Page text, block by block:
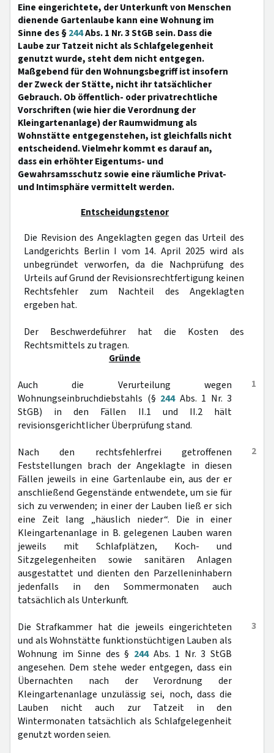
Eine eingerichtete, der Unterkunft von Menschen
dienende Gartenlaube kann eine Wohnung im
Sinne des §244Abs. 1 Nr. 3 StGB sein. Dass die
Laube zur Tatzeit nicht als Schlafgelegenheit
genutzt wurde, steht dem nicht entgegen.
Maßgebend für den Wohnungsbegriff ist insofern
der Zweck der Stätte, nicht ihr tatsächlicher
Gebrauch. Ob öffentlich- oder privatrechtliche
Vorschriften (wie hier die Verordnung der
Kleingartenanlage) der Raumwidmung als
Wohnstätte entgegenstehen, ist gleichfalls nicht
entscheidend. Vielmehr kommt es darauf an,
dass ein erhöhter Eigentums- und
Gewahrsamsschutz sowie eine räumliche Privat-
und Intimsphäre vermittelt werden.
Entscheidungstenor
Die Revision des Angeklagten gegen das Urteil des
Landgerichts Berlin I vom 14. April 2025 wird als
unbegründet verworfen, da die Nachprüfung des
Urteils auf Grund der Revisionsrechtfertigung keinen
Rechtsfehler zum Nachteil des Angeklagten
ergeben hat.
Der Beschwerdeführer hat die Kosten des
Rechtsmittels zu tragen.
Gründe
1
Auch die Verurteilung wegen
Wohnungseinbruchdiebstahls (§ 244Abs. 1 Nr. 3
StGB) in den Fällen II.1 und II.2 hält
revisionsgerichtlicher Überprüfung stand.
2
Nach den rechtsfehlerfrei getroffenen
Feststellungen brach der Angeklagte in diesen
Fällen jeweils in eine Gartenlaube ein, aus der er
anschließend Gegenstände entwendete, um sie für
sich zu verwenden; in einer der Lauben ließ er sich
eine Zeit lang „häuslich nieder“. Die in einer
Kleingartenanlage in B. gelegenen Lauben waren
jeweils mit Schlafplätzen, Koch- und
Sitzgelegenheiten sowie sanitären Anlagen
ausgestattet und dienten den Parzelleninhabern
jedenfalls in den Sommermonaten auch
tatsächlich als Unterkunft.
3
Die Strafkammer hat die jeweils eingerichteten
und als Wohnstätte funktionstüchtigen Lauben als
Wohnung im Sinne des § 244Abs. 1 Nr. 3 StGB
angesehen. Dem stehe weder entgegen, dass ein
Übernachten nach der Verordnung der
Kleingartenanlage unzulässig sei, noch, dass die
Lauben nicht auch zur Tatzeit in den
Wintermonaten tatsächlich als Schlafgelegenheit
genutzt worden seien.